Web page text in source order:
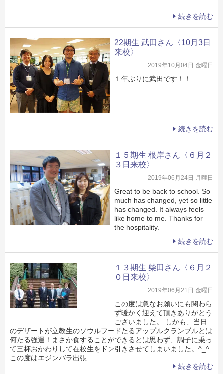
続きを読む
22期生 武田さん〈10月3日
来校〉
2019年10月04日 金曜日
１年ぶりに武田です！！
続きを読む
１５期生 根岸さん〈６月２
３日来校〉
2019年06月24日 月曜日
Great to be back to school. So
much has changed, yet so little
has changed. It always feels
like home to me. Thanks for
the hospitality.
続きを読む
１３期生 柴田さん〈６月２
０日来校〉
2019年06月21日 金曜日
この度は急なお願いにも関わら
ず暖かく迎えて頂きありがとう
ございました。 しかも、当日
のデザートが立教生のソウルフードたるアップルクランブルとは
何たる強運！まさか食することができるとは思わず、調子に乗っ
て三杯おかわりして在校生をドン引きさせてしまいました。^_^
この度はエジンバラ出張…
続きを読む